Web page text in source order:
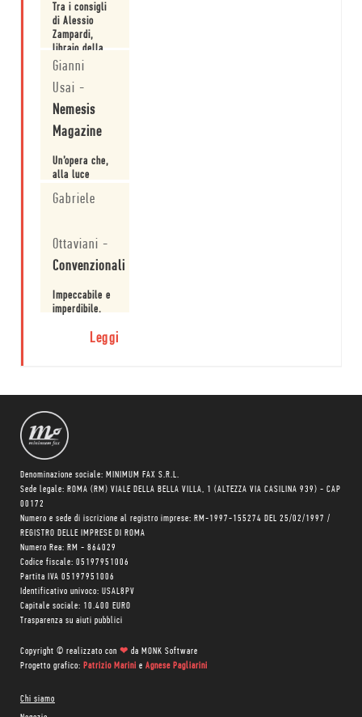
Tra i consigli
di Alessio
Zampardi,
libraio della
libreria Il
Roma
Gianni
Usai -
Nemesis
Magazine
Un’opera che,
alla luce
contesto
attuale e
preziosa.
Gabriele
Ottaviani -
Convenzionali
Impeccabile e
imperdibile.
Leggi
Denominazione sociale: MINIMUM FAX S.R.L.
Sede legale: ROMA (RM) VIALE DELLA BELLA VILLA, 1 (ALTEZZA VIA CASILINA 939) - CAP
00172
Numero e sede di iscrizione al registro imprese: RM-1997-155274 DEL 25/02/1997 /
REGISTRO DELLE IMPRESE DI ROMA
Numero Rea: RM - 864029
Codice fiscale: 05197951006
Partita IVA 05197951006
Identificativo univoco: USAL8PV
Capitale sociale: 10.400 EURO
Trasparenza su aiuti pubblici
Copyright © realizzato con ❤ da MONK Software
Progetto grafico: Patrizio Marini e Agnese Pagliarini
Chi siamo